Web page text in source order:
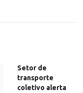
Setor de
transporte
coletivo alerta